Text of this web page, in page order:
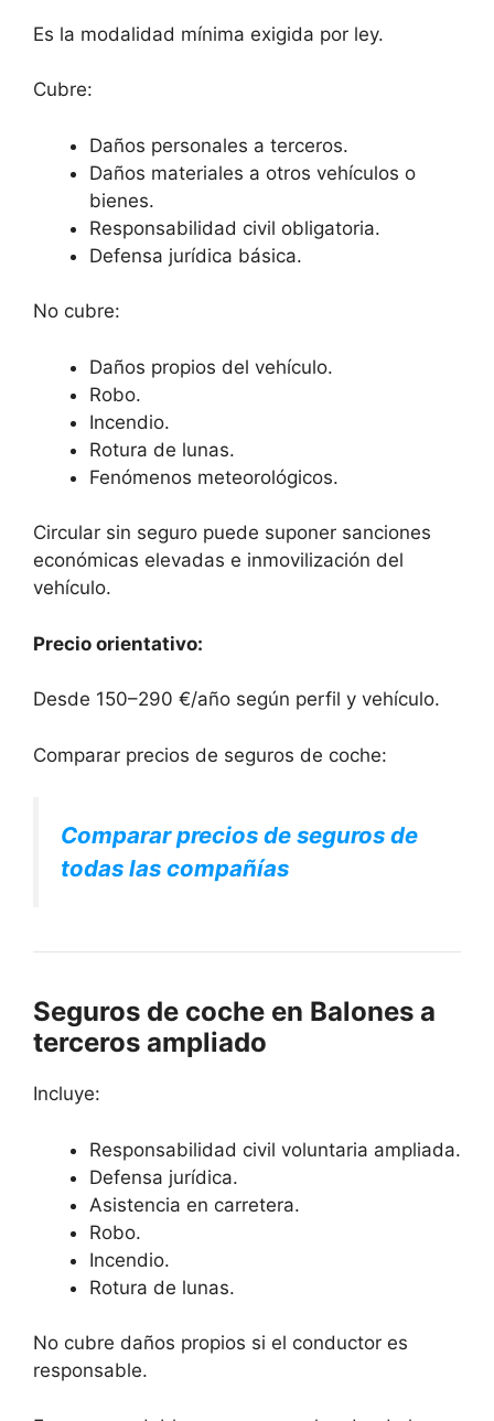
Es la modalidad mínima exigida por ley.
Cubre:
Daños personales a terceros.
Daños materiales a otros vehículos o
bienes.
Responsabilidad civil obligatoria.
Defensa jurídica básica.
No cubre:
Daños propios del vehículo.
Robo.
Incendio.
Rotura de lunas.
Fenómenos meteorológicos.
Circular sin seguro puede suponer sanciones
económicas elevadas e inmovilización del
vehículo.
Precio orientativo:
Desde 150–290 €/año según perfil y vehículo.
Comparar precios de seguros de coche:
Comparar precios de seguros de
todas las compañías
Seguros de coche en Balones a
terceros ampliado
Incluye:
Responsabilidad civil voluntaria ampliada.
Defensa jurídica.
Asistencia en carretera.
Robo.
Incendio.
Rotura de lunas.
No cubre daños propios si el conductor es
responsable.